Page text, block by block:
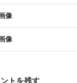
像
像
トを残す